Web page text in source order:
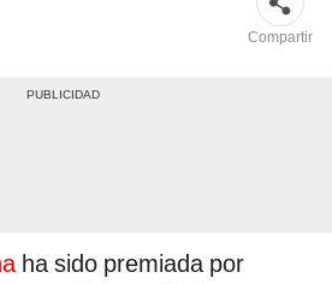
Compartir
ha sido premiada por